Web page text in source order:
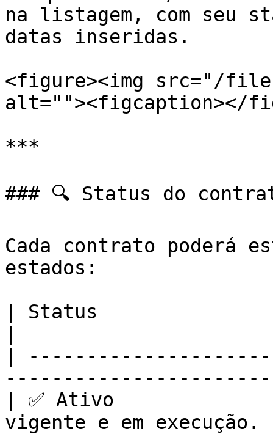
na listagem, com seu
datas inseridas.
<figure><img src="/files/
alt=""><figcaption></
***
### 🔍 Status do
Cada contrato poderá
estados:
| Status
|
| ✅ Ativo
vigente e em execução.